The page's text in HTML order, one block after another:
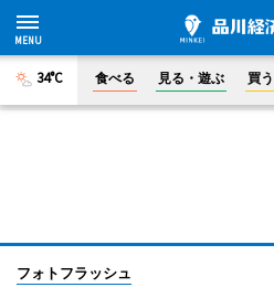
34°C 食べる 見る・遊ぶ 買う
フォトフラッシュ